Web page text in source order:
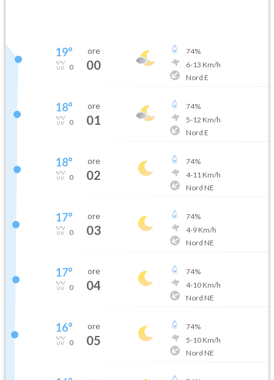
19°
0
ore
00
74%
6-13 Km/h
Nord E
18°
0
ore
01
74%
5-12 Km/h
Nord E
18°
0
ore
02
74%
4-11 Km/h
Nord NE
17°
0
ore
03
74%
4-9Km/h
Nord NE
17°
0
ore
04
74%
4-10Km/h
Nord NE
16°
0
ore
05
74%
5-10Km/h
Nord NE